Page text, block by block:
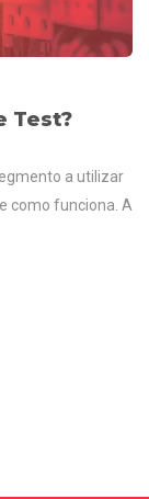
Test?
a utilizar
como funciona. A